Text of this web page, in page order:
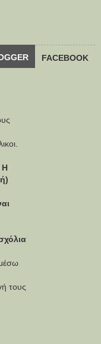
FACEBOOK
Η
τους